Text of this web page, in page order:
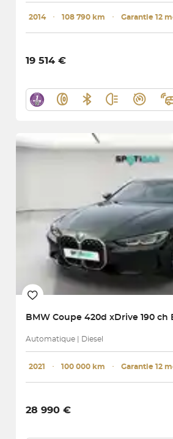
2014 ･ 108 790 km ･ Garantie 12
19 514 €
BMW Coupe 420d xDrive 190 ch
Automatique | Diesel
2021 ･ 100 000 km ･ Garantie 12
28 990 €